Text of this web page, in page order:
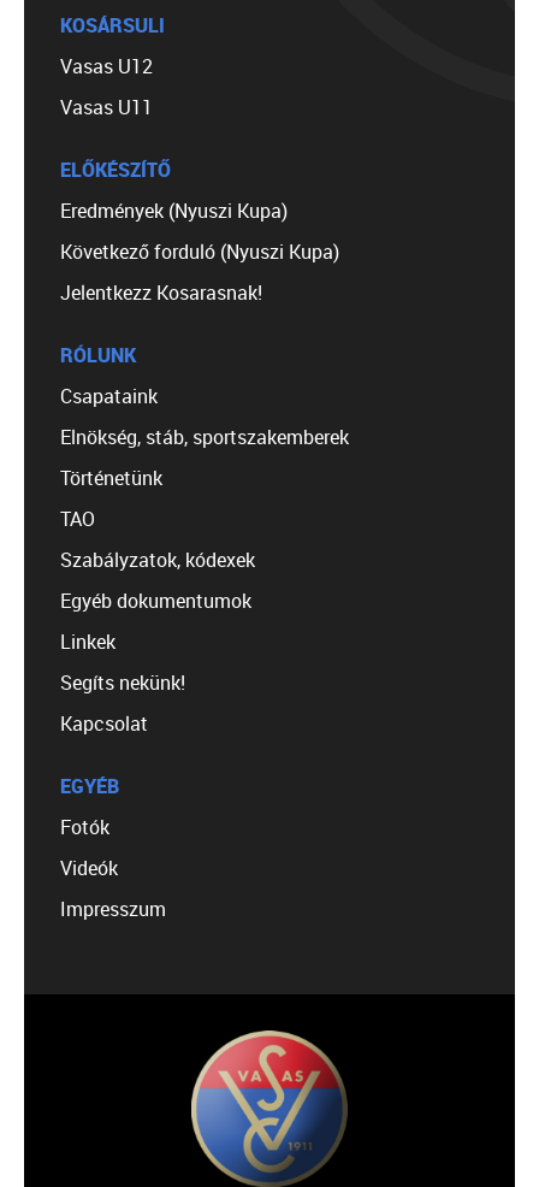
KOSÁRSULI
Vasas U12
Vasas U11
ELŐKÉSZÍTŐ
Eredmények (Nyuszi Kupa)
Következő forduló (Nyuszi Kupa)
Jelentkezz Kosarasnak!
RÓLUNK
Csapataink
Elnökség, stáb, sportszakemberek
Történetünk
TAO
Szabályzatok, kódexek
Egyéb dokumentumok
Linkek
Segíts nekünk!
Kapcsolat
EGYÉB
Fotók
Videók
Impresszum